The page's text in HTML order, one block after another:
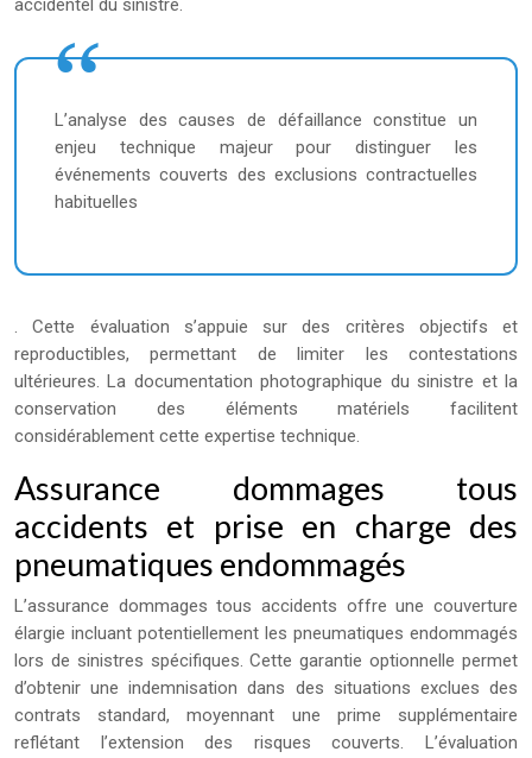
accidentel du sinistre.
L’analyse des causes de défaillance constitue un
enjeu technique majeur pour distinguer les
événements couverts des exclusions contractuelles
habituelles
. Cette évaluation s’appuie sur des critères objectifs et
reproductibles, permettant de limiter les contestations
ultérieures. La documentation photographique du sinistre et la
conservation des éléments matériels facilitent
considérablement cette expertise technique.
Assurance dommages tous
accidents et prise en charge des
pneumatiques endommagés
L’assurance dommages tous accidents offre une couverture
élargie incluant potentiellement les pneumatiques endommagés
lors de sinistres spécifiques. Cette garantie optionnelle permet
d’obtenir une indemnisation dans des situations exclues des
contrats standard, moyennant une prime supplémentaire
reflétant l’extension des risques couverts. L’évaluation